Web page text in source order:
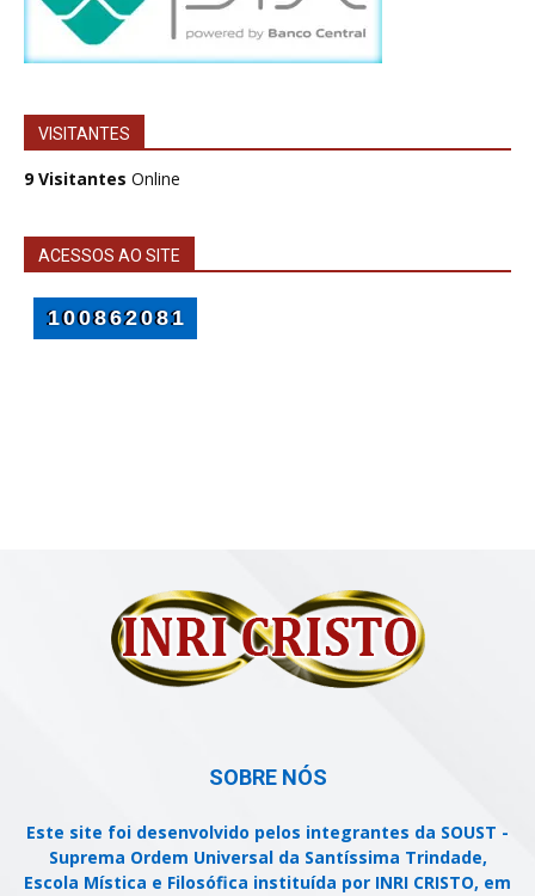
VISITANTES
9 Visitantes Online
ACESSOS AO SITE
SOBRE NÓS
Este site foi desenvolvido pelos integrantes da SOUST -
Suprema Ordem Universal da Santíssima Trindade,
Escola Mística e Filosófica instituída por INRI CRISTO, em